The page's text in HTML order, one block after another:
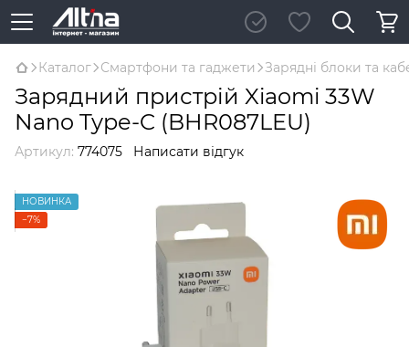
Каталог Смартфони та гаджети Зарядні блоки та
Зарядний пристрій Xiaomi 33W
Nano Type-C (BHR087LEU)
Артикул: 774075 Написати відгук
НОВИНКА
−7%